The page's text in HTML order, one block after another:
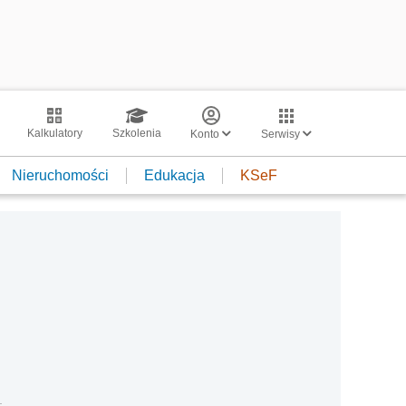
Kalkulatory Szkolenia Konto Serwisy
Nieruchomości Edukacja KSeF